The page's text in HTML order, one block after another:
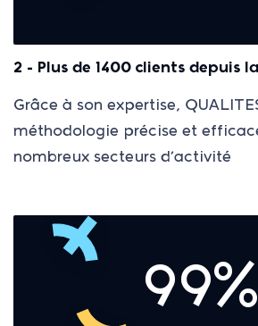
2 - Plus de 1400 clients depuis
Grâce à son expertise,
méthodologie précise et
nombreux secteurs d’activité
99%